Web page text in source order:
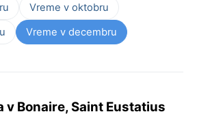
Vreme v oktobru
Vreme v decembru
v Bonaire, Saint Eustatius